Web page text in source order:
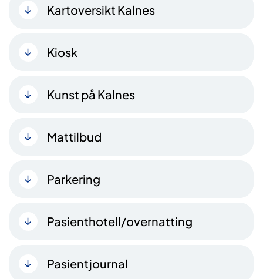
Kartoversikt Kalnes
Kiosk
Kunst på Kalnes
Mattilbud
Parkering
Pasienthotell/overnatting
Pasientjournal